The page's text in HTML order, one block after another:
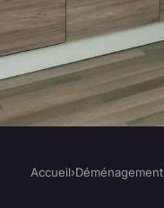
Accueil›Déménagement